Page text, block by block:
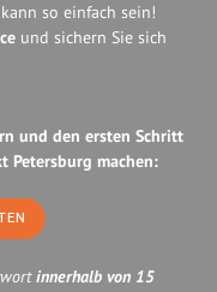
so einfach sein!
und sichern Sie sich
und den ersten Schritt
Petersburg machen:
innerhalb von 15